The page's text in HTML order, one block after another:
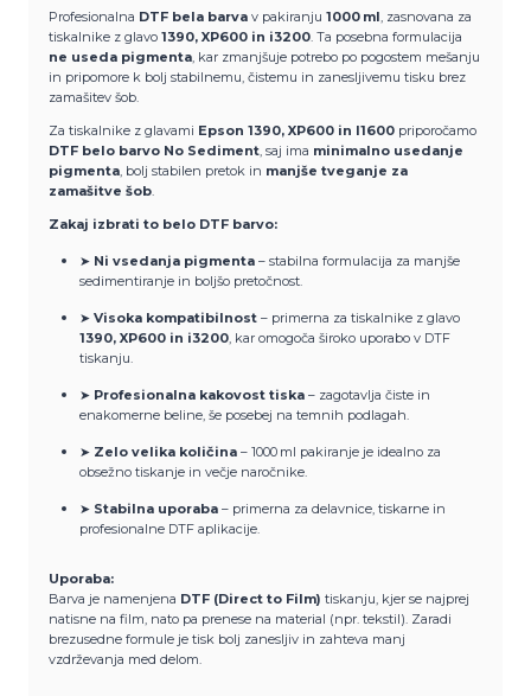
Profesionalna DTF bela barva v pakiranju 1000 ml , zasnovana za
tiskalnike z glavo 1390, XP600 in i3200 . Ta posebna formulacija
ne useda pigmenta , kar zmanjšuje potrebo po pogostem mešanju
in pripomore k bolj stabilnemu, čistemu in zanesljivemu tisku brez
zamašitev šob.
Za tiskalnike z glavami Epson 1390, XP600 in I1600 priporočamo
DTF belo barvo No Sediment , saj ima minimalno usedanje
pigmenta , bolj stabilen pretok in manjše tveganje za
zamašitve šob
Zakaj izbrati to belo DTF barvo:
➤ Ni vsedanja pigmenta– stabilna formulacija za manjše
sedimentiranje in boljšo pretočnost.
➤ Visoka kompatibilnost– primerna za tiskalnike z glavo
1390, XP600 in i3200, kar omogoča široko uporabo v DTF
tiskanju.
➤ Profesionalna kakovost tiska– zagotavlja čiste in
enakomerne beline, še posebej na temnih podlagah.
➤ Zelo velika količina– 1000 ml pakiranje je idealno za
obsežno tiskanje in večje naročnike.
➤ Stabilna uporaba– primerna za delavnice, tiskarne in
profesionalne DTF aplikacije.
Uporaba:
Barva je namenjena DTF (Direct to Film) tiskanju, kjer se najprej
natisne na film, nato pa prenese na material (npr. tekstil). Zaradi
brezusedne formule je tisk bolj zanesljiv in zahteva manj
vzdrževanja med delom.